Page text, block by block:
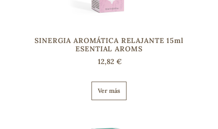
SINERGIA AROMÁTICA RELAJANTE 15ml
ESENTIAL AROMS
12,82 €
Ver más